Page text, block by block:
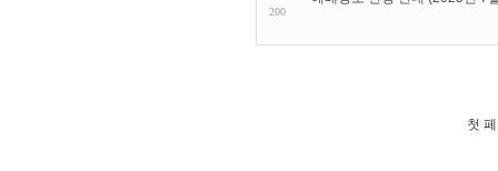
200
첫